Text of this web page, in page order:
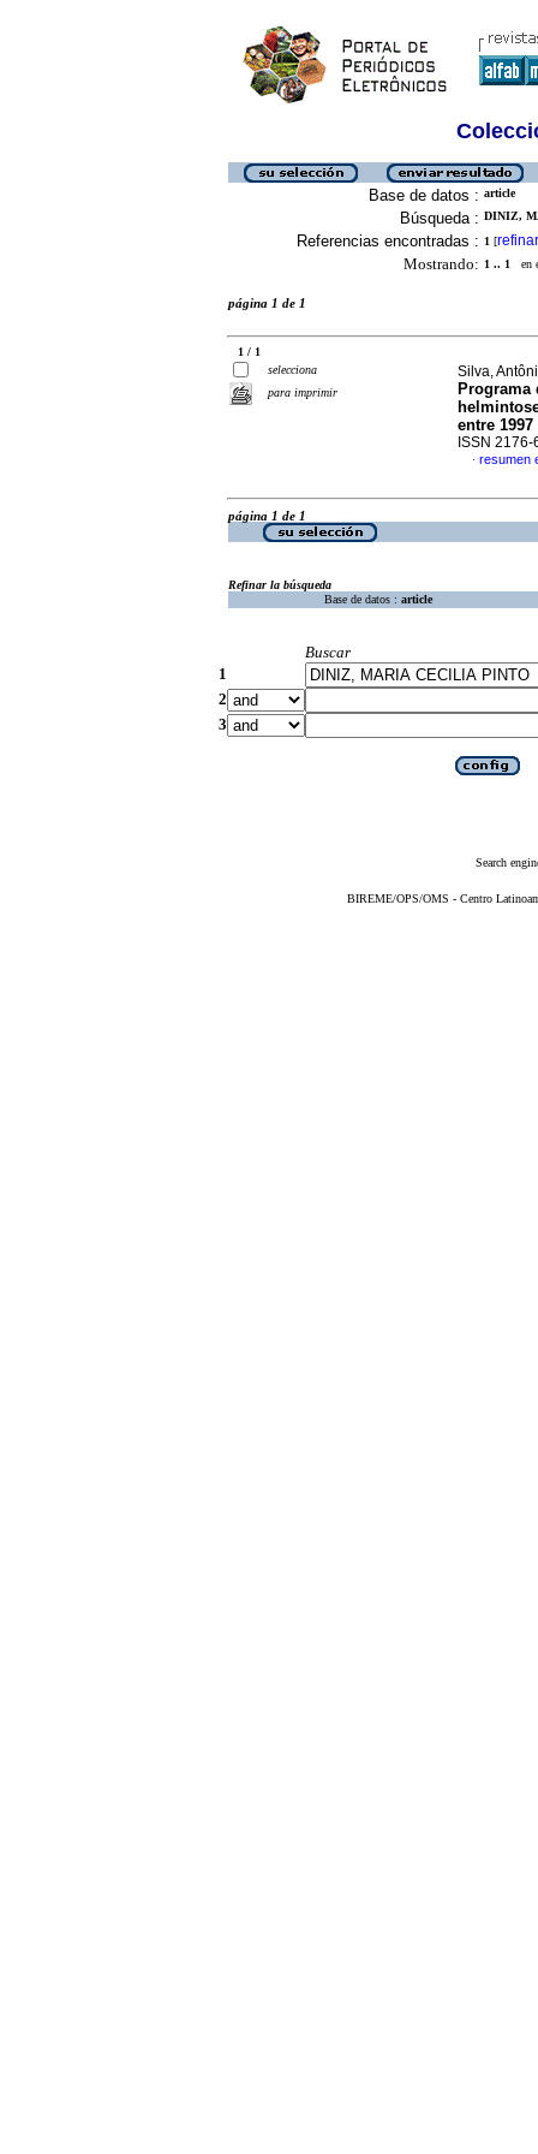
Base de datos : article
Búsqueda : DINIZ,
Referencias encontradas : 1 [refinar
Mostrando: 1 .. 1 en
página 1 de 1
1 / 1
selecciona
para imprimir
Silva,
Programa
entre 1997
ISSN 2176-
· resumen
página 1 de 1
Refinar la búsqueda
Base de datos : article
Buscar
1
2
3
Search
BIREME/OPS/OMS - Centro